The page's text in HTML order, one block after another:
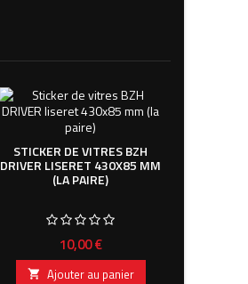
STICKER DE VITRES BZH
DRIVER LISERET 430X85 MM
(LA PAIRE)
Prix
10,00 €
 Ajouter au panier